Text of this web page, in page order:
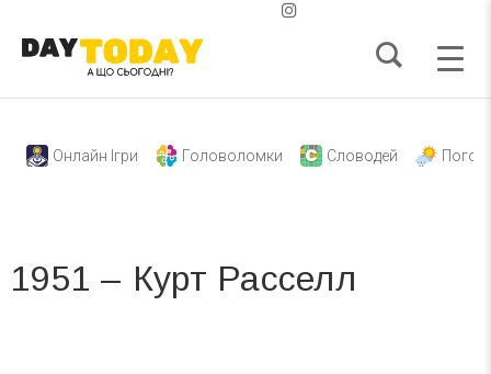
Онлайн Ігри Головоломки Словодей
1951 – Курт Расселл